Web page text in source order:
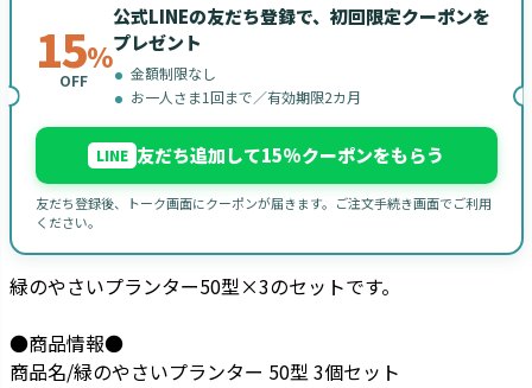
15%
OFF
公式LINEの友だち登録で、初回限定クーポンを
プレゼント
金額制限なし
お一人さま1回まで／有効期限2カ月
LINE 友だち追加して15%クーポンをもらう
友だち登録後、トーク画面にクーポンが届きます。ご注文手続き画面でご利用
ください。
緑のやさいプランター50型×3のセットです。
●商品情報●
商品名/緑のやさいプランター 50型 3個セット